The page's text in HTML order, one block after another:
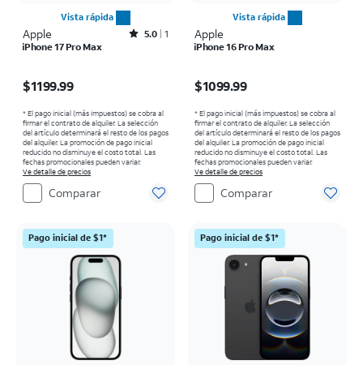
Vista rápida
Apple Rated5out of 5 stars with1reviews
5.0 1
iPhone 17 Pro Max
$1199.99
* El pago inicial (más impuestos) se cobra al
firmar el contrato de alquiler. La selección
del artículo determinará el resto de los pagos
del alquiler. La promoción de pago inicial
reducido no disminuye el costo total. Las
fechas promocionales pueden variar.
Ve detalle de precios
Comparar
Vista rápida
Apple
iPhone 16 Pro Max
$1099.99
* El pago inicial (más impuestos) se cobra al
firmar el contrato de alquiler. La selección
del artículo determinará el resto de los pagos
del alquiler. La promoción de pago inicial
reducido no disminuye el costo total. Las
fechas promocionales pueden variar.
Ve detalle de precios
Comparar
Pago inicial de $1* Pago inicial de $1*